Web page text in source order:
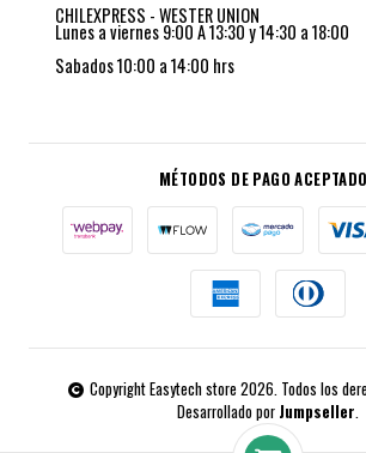
CHILEXPRESS - WESTER UNION
Lunes a viernes 9:00 A 13:30 y 14:30 a 18:00
Sabados 10:00 a 14:00 hrs
MÉTODOS DE PAGO
Copyright Easytech store 2026. Todos los
Desarrollado por Jumpseller.